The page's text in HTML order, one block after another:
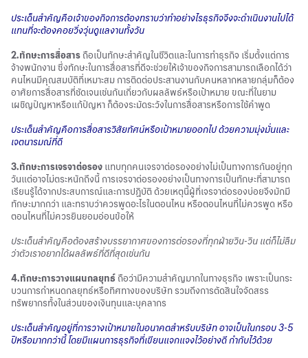
ประเด็นสำคัญคือเจ้าของกิจการต้องทราบว่าทำอย่างไรธุรกิจจึงจะดำเนินงานไปได้
แทนที่จะต้องคอยวิ่งวุ่นดูแลงานทั้งวัน
2.ทักษะการสื่อสาร ถือเป็นทักษะสำคัญในชีวิตและในการทำธุรกิจ เริ่มตั้งแต่การ
จ้างพนักงาน ซึ่งทักษะในการสื่อสารที่ดีจะช่วยให้เจ้าของกิจการสามารถเลือกได้ว่า
คนไหนมีคุณสมบัติที่เหมาะสม การติดต่อประสานงานกับคนหลากหลายกลุ่มก็ต้อง
อาศัยการสื่อสารที่ชัดเจนเช่นกันเกี่ยวกับผลลัพธ์หรือเป้าหมาย ขณะที่ในยาม
เผชิญปัญหาหรือแก้ปัญหา ก็ต้องระมัดระวังในการสื่อสารหรือการใช้คำพูด
ประเด็นสำคัญคือการสื่อสารวิสัยทัศน์หรือเป้าหมายออกไป ด้วยความมุ่งมั่นและ
เจตนารมณ์ที่ดี
3.ทักษะการเจรจาต่อรอง แทบทุกคนเจรจาต่อรองอย่างไม่เป็นทางการกันอยู่ทุก
วันแต่อาจไม่ตระหนักถึงนี้ การเจรจาต่อรองอย่างเป็นทางการเป็นทักษะที่สามารถ
เรียนรู้ได้จากประสบการณ์และการปฏิบัติ ด้วยเหตุนี้ผู้ที่เจรจาต่อรองบ่อยจึงมักมี
ทักษะมากกว่า และทราบว่าควรพูดอะไรในตอนไหน หรือตอนไหนที่ไม่ควรพูด หรือ
ตอนไหนที่ไม่ควรยินยอมอ่อนข้อให้
ประเด็นสำคัญคือต้องสร้างบรรยากาศของการต่อรองที่ทุกฝ่ายวิน-วิน แต่ก็ไม่ลืม
ว่าตัวเราอยากได้ผลลัพธ์ที่ดีที่สุดเช่นกัน
4.ทักษะการวางแผนกลยุทธ์ ถือว่ามีความสำคัญมากในทางธุรกิจ เพราะเป็นกระ
บวนการกำหนดกลยุทธ์หรือทิศทางของบริษัท รวมถึงการตัดสินใจจัดสรร
ทรัพยากรทั้งในส่วนของเงินทุนและบุคลากร
ประเด็นสำคัญอยู่ที่การวางเป้าหมายในอนาคตสำหรับบริษัท อาจเป็นในกรอบ 3-5
ปีหรือมากกว่านี้ โดยมีแผนการธุรกิจที่เขียนแจกแจงไว้อย่างดี กำกับไว้ด้วย